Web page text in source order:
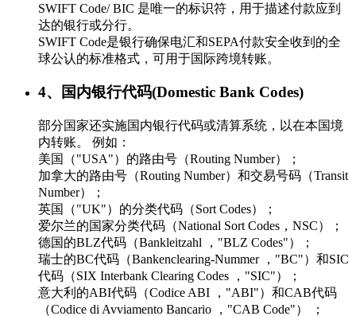
SWIFT Code/ BIC 是唯一的标识符，用于描述付款应到
达的银行或分行。
SWIFT Code是银行确保电汇和SEPA付款安全收到的全
球公认的标准格式，可用于国际跨境转账。
4、国内银行代码(Domestic Bank Codes)
部分国家还实施国内银行代码或清算系统，以在本国境
内转账。 例如：
美国（"USA"）的路由号（Routing Number）；
加拿大的路由号（Routing Number）和交易号码（Transit
Number）；
英国（"UK"）的分类代码（Sort Codes）；
爱尔兰的国家分类代码（National Sort Codes，NSC）；
德国的BLZ代码（Bankleitzahl ，"BLZ Codes"）；
瑞士的BC代码（Bankenclearing-Nummer ，"BC"）和SIC
代码（SIX Interbank Clearing Codes ，"SIC"）；
意大利的ABI代码（Codice ABI ，"ABI"）和CAB代码
（Codice di Avviamento Bancario ，"CAB Code"） ；